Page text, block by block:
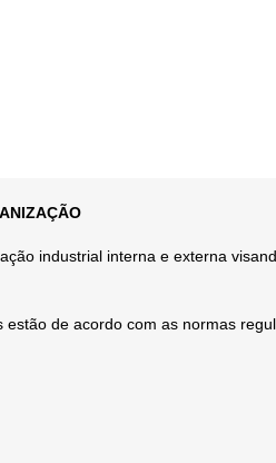
industrial interna e externa
estão de acordo com as normas